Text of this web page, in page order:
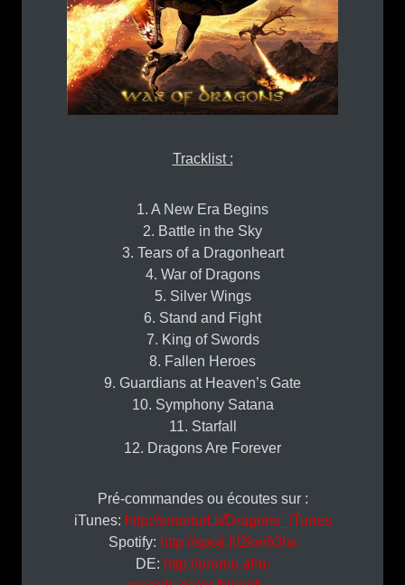
Tracklist :
1. A New Era Begins
2. Battle in the Sky
3. Tears of a Dragonheart
4. War of Dragons
5. Silver Wings
6. Stand and Fight
7. King of Swords
8. Fallen Heroes
9. Guardians at Heaven’s Gate
10. Symphony Satana
11. Starfall
12. Dragons Are Forever
Pré-commandes ou écoutes sur :
iTunes: http://smarturl.it/Dragons_iTunes
Spotify: http://spoti.fi/2kw63hx
DE: http://promo.afm-